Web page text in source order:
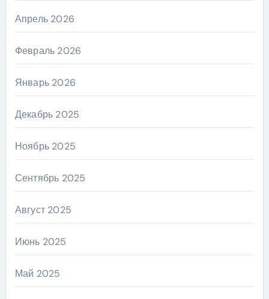
Апрель 2026
Февраль 2026
Январь 2026
Декабрь 2025
Ноябрь 2025
Сентябрь 2025
Август 2025
Июнь 2025
Май 2025